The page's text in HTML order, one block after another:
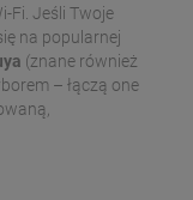
Fi. Jeśli Twoje
na popularnej
(znane również
– łączą one